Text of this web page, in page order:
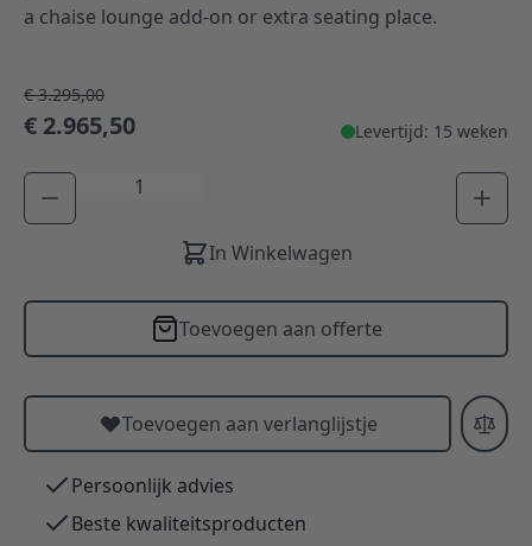
a chaise lounge add-on or extra seating place.
€ 3.295,00
€ 2.965,50 Levertijd: 15 weken
Aantal
In Winkelwagen
Toevoegen aan offerte
Toevoegen aan verlanglijstje
Persoonlijk advies
Beste kwaliteitsproducten